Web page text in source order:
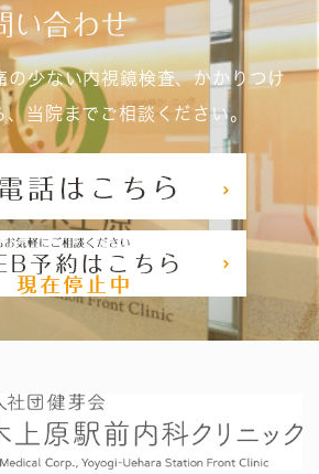
い合わせ
の少ない内視鏡検査、かかりつけ
当院までご相談ください。